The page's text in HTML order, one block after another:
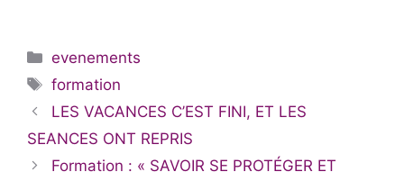
Catégories
evenements
Étiquettes
formation
LES VACANCES C’EST FINI, ET LES
SEANCES ONT REPRIS
Formation : « SAVOIR SE PROTÉGER ET